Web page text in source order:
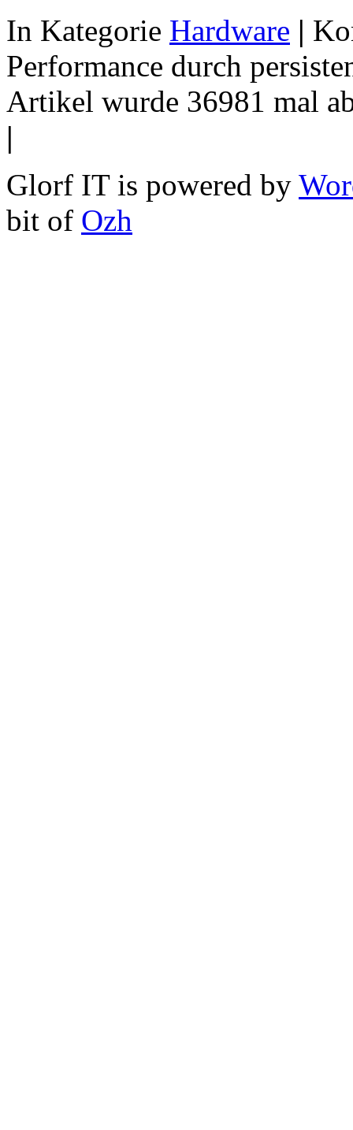
In Kategorie Hardware |
Performance durch
Artikel wurde 36981 mal
|
Glorf IT is powered by
bit of Ozh